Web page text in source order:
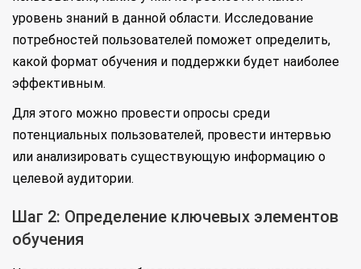
уровень знаний в данной области. Исследование
потребностей пользователей поможет определить,
какой формат обучения и поддержки будет наиболее
эффективным.
Для этого можно провести опросы среди
потенциальных пользователей, провести интервью
или анализировать существующую информацию о
целевой аудитории.
Шаг 2: Определение ключевых элементов
обучения